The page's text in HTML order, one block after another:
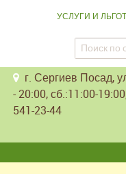
УСЛУГИ И
г. Сергиев
- 20:00, сб.:11:00-
541-23-44